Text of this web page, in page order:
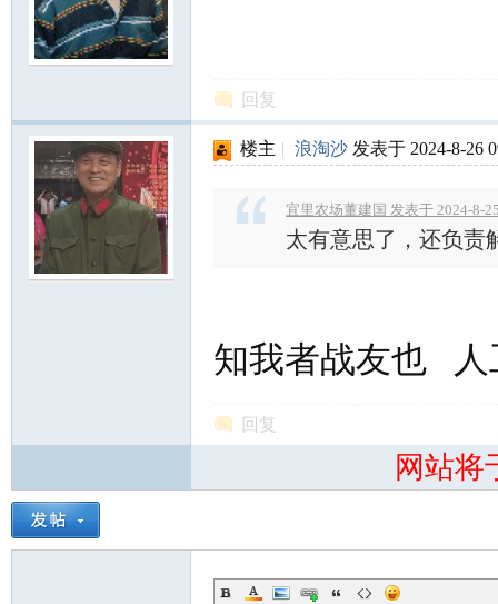
回复
楼主 | 浪淘沙 发表于 2024-8-26
宜里农场董建国 发表于 2024-8-
太有意思了，还负责
知我者战友也 人
回复
网站将